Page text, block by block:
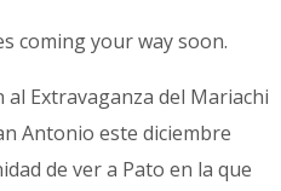
coming your way soon.
Extravaganza del Mariachi
Antonio este diciembre
de ver a Pato en la que